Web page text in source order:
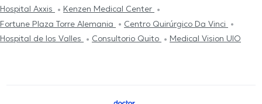
Hospital Axxis
Kenzen Medical Center
Fortune Plaza Torre Alemania
Centro Quirúrgico Da Vinci
Hospital de los Valles
Consultorio Quito Medical Vision UIO